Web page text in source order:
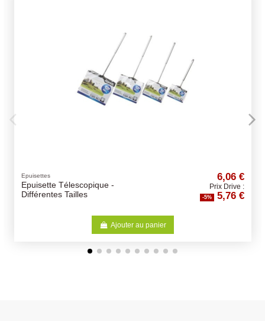
Epuisettes
Epuisette Télescopique -
Différentes Tailles
6,06 €
Prix Drive :
-5% 5,76 €
Ajouter au panier